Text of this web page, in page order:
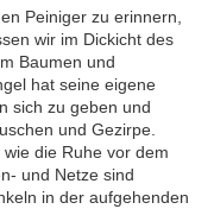
Peiniger zu erinnern,
wir im Dickicht des
Baumen und
hat seine eigene
sich zu geben und
und Gezirpe.
die Ruhe vor dem
und Netze sind
in der aufgehenden